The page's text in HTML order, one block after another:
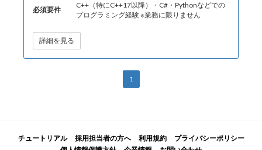
必須要件
C++（特にC++17以降）・C#・Pythonなどでの
プログラミング経験 ※業務に限りません
詳細を見る
1
チュートリアル 採用担当者の方へ 利用規約
プライバシーポリシー